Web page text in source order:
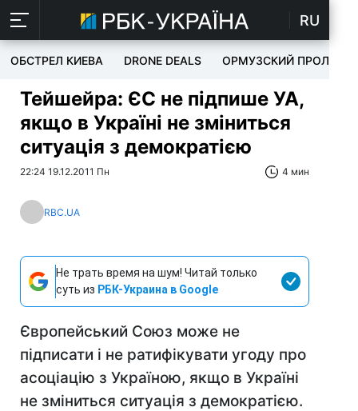
RU
ОБСТРЕЛ КИЕВА DRONE DEALS ОРМУЗСКИЙ ПРОЛИВ
Тейшейра: ЄС не підпише УА,
якщо в Україні не зміниться
ситуація з демократією
22:24 19.12.2011 Пн 4 мин
RBC.UA
Не трать время на шум! Читай только
суть из РБК-Украина в Google
Європейський Союз може не
підписати і не ратифікувати угоду про
асоціацію з Україною, якщо в Україні
не зміниться ситуація з демократією.